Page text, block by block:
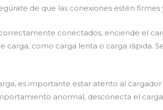
de que las conexiones estén firmes
conectados, enciende el
carga, como carga lenta o carga rápida.
es importante estar atento al
anormal, desconecta el